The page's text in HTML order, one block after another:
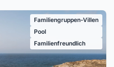
Familiengruppen-Villen
Pool
Familienfreundlich